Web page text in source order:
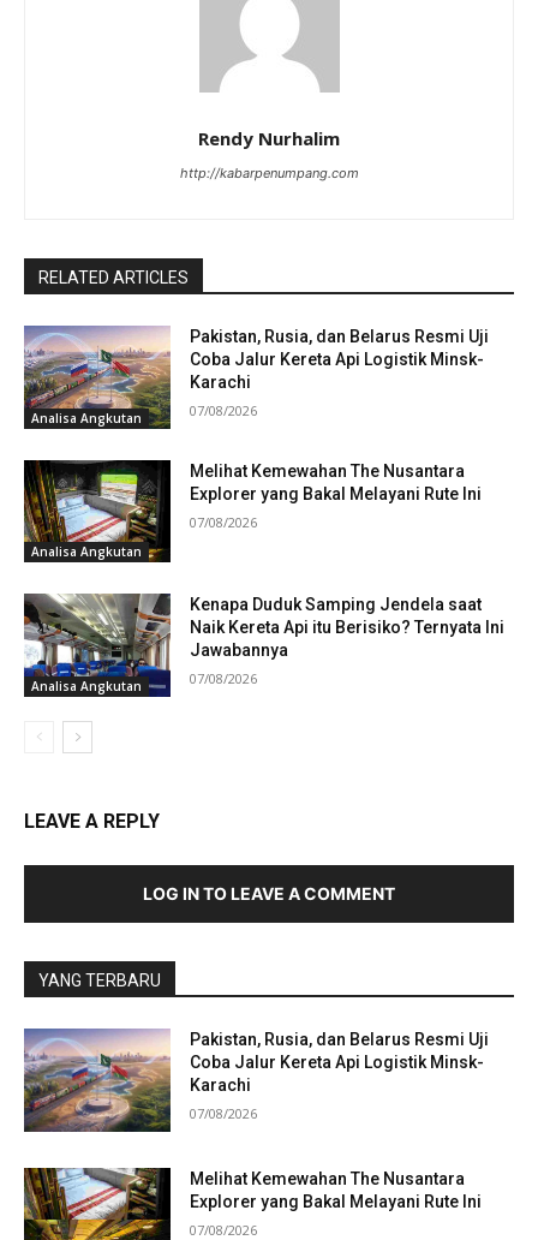
Rendy Nurhalim
http://kabarpenumpang.com
RELATED ARTICLES
Analisa Angkutan
Pakistan, Rusia, dan Belarus Resmi Uji
Coba Jalur Kereta Api Logistik Minsk-
Karachi
07/08/2026
Analisa Angkutan
Melihat Kemewahan The Nusantara
Explorer yang Bakal Melayani Rute Ini
07/08/2026
Analisa Angkutan
Kenapa Duduk Samping Jendela saat
Naik Kereta Api itu Berisiko? Ternyata Ini
Jawabannya
07/08/2026
LEAVE A REPLY
LOG IN TO LEAVE A COMMENT
YANG TERBARU
Pakistan, Rusia, dan Belarus Resmi Uji
Coba Jalur Kereta Api Logistik Minsk-
Karachi
07/08/2026
Melihat Kemewahan The Nusantara
Explorer yang Bakal Melayani Rute Ini
07/08/2026